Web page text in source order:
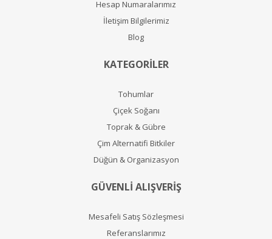
Hesap Numaralarımız
İletişim Bilgilerimiz
Blog
KATEGORİLER
Tohumlar
Çiçek Soğanı
Toprak & Gübre
Çim Alternatifi Bitkiler
Düğün & Organizasyon
GÜVENLİ ALIŞVERİŞ
Mesafeli Satış Sözleşmesi
Referanslarımız